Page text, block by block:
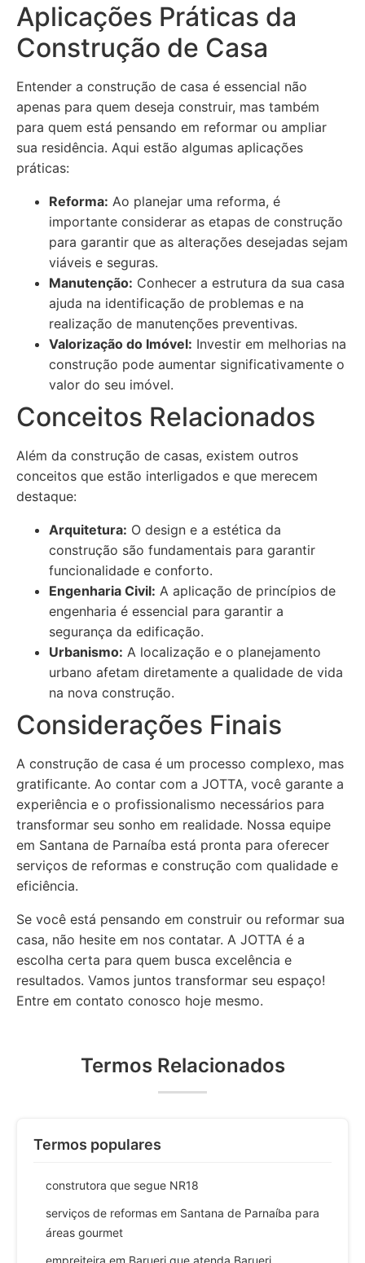
Aplicações Práticas da
Construção de Casa
Entender a construção de casa é essencial não
apenas para quem deseja construir, mas também
para quem está pensando em reformar ou ampliar
sua residência. Aqui estão algumas aplicações
práticas:
Reforma: Ao planejar uma reforma, é
importante considerar as etapas de construção
para garantir que as alterações desejadas sejam
viáveis e seguras.
Manutenção: Conhecer a estrutura da sua casa
ajuda na identificação de problemas e na
realização de manutenções preventivas.
Valorização do Imóvel: Investir em melhorias na
construção pode aumentar significativamente o
valor do seu imóvel.
Conceitos Relacionados
Além da construção de casas, existem outros
conceitos que estão interligados e que merecem
destaque:
Arquitetura: O design e a estética da
construção são fundamentais para garantir
funcionalidade e conforto.
Engenharia Civil: A aplicação de princípios de
engenharia é essencial para garantir a
segurança da edificação.
Urbanismo: A localização e o planejamento
urbano afetam diretamente a qualidade de vida
na nova construção.
Considerações Finais
A construção de casa é um processo complexo, mas
gratificante. Ao contar com a JOTTA, você garante a
experiência e o profissionalismo necessários para
transformar seu sonho em realidade. Nossa equipe
em Santana de Parnaíba está pronta para oferecer
serviços de reformas e construção com qualidade e
eficiência.
Se você está pensando em construir ou reformar sua
casa, não hesite em nos contatar. A JOTTA é a
escolha certa para quem busca excelência e
resultados. Vamos juntos transformar seu espaço!
Entre em contato conosco hoje mesmo.
Termos Relacionados
Termos populares
construtora que segue NR18
serviços de reformas em Santana de Parnaíba para
áreas gourmet
empreiteira em Barueri que atenda Barueri